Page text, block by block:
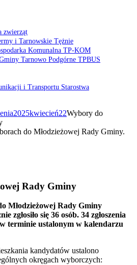
zwierząt
i Tarnowskie Tężnie
Komunalna TP-KOM
Tarnowo Podgórne TPBUS
i Transportu Starostwa
2025kwiecień22Wybory do
Rady Gminy
Młodzieżowej Rady Gminy
zgłosiło się 36 osób. 34 zgłoszenia
w terminie ustalonym w kalendarzu
kandydatów ustalono
okręgach wyborczych: